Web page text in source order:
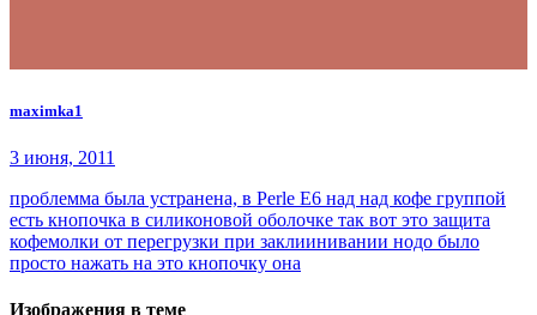
maximka1
3 июня, 2011
проблемма была устранена, в Perle E6 над над кофе группой
есть кнопочка в силиконовой оболочке так вот это защита
кофемолки от перегрузки при заклиинивании нодо было
просто нажать на это кнопочку она
Изображения в теме